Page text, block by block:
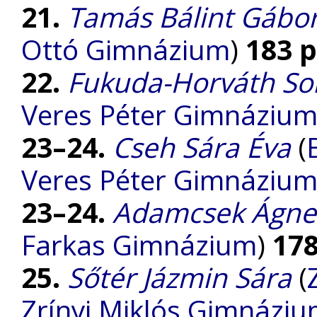
21. Tamás Bálint
Ottó Gimnázium) 183
22. Fukuda-Horváth
Veres Péter Gimnázium
23–24. Cseh Sára Éva(
Veres Péter Gimnázium
23–24. Adamcsek
Farkas Gimnázium)
25. Sőtér Jázmin Sára(